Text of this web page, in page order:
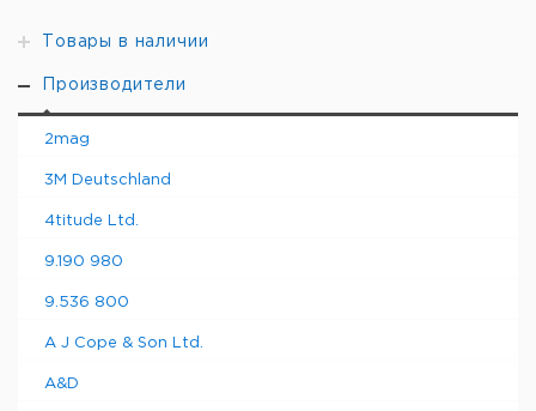
Товары в наличии
Производители
2mag
3M Deutschland
4titude Ltd.
9.190 980
9.536 800
A J Cope & Son Ltd.
A&D